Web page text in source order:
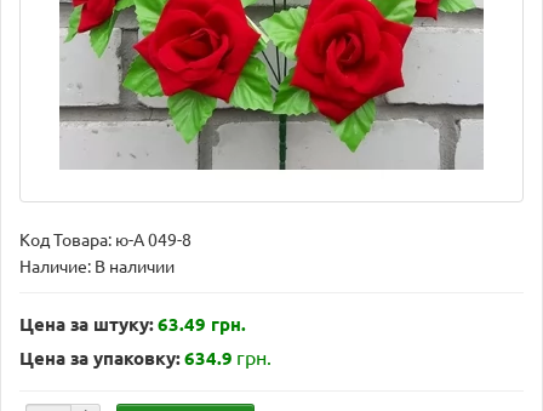
Код Товара: ю-А 049-8
Наличие: В наличии
Цена за штуку:63.49 грн.
Цена за упаковку:634.9 грн.